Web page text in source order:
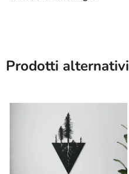
Prodotti alternativi